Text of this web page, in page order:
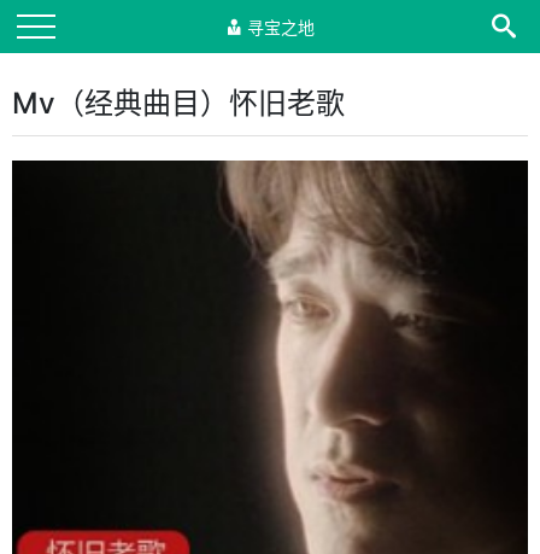
寻宝之地
Mv（经典曲目）怀旧老歌